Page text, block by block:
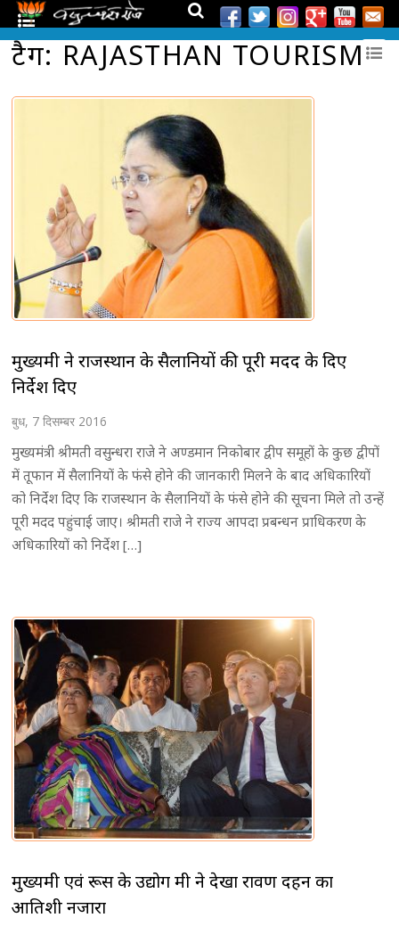
टैग: RAJASTHAN TOURISM
मुख्यमंत्री ने राजस्थान के सैलानियों की पूरी मदद के दिए
निर्देश दिए
बुध, 7 दिसम्बर 2016
मुख्यमंत्री श्रीमती वसुन्धरा राजे ने अण्डमान निकोबार द्वीप समूहों के कुछ द्वीपों
में तूफान में सैलानियों के फंसे होने की जानकारी मिलने के बाद अधिकारियों
को निर्देश दिए कि राजस्थान के सैलानियों के फंसे होने की सूचना मिले तो उन्हें
पूरी मदद पहुंचाई जाए। श्रीमती राजे ने राज्य आपदा प्रबन्धन प्राधिकरण के
अधिकारियों को निर्देश […]
मुख्यमंत्री एवं रूस के उद्योग मंत्री ने देखा रावण दहन का
आतिशी नजारा